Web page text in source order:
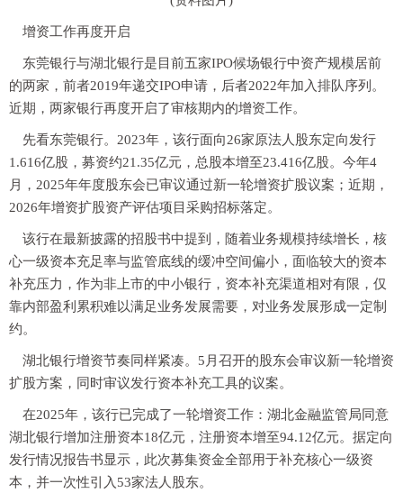
增资工作再度开启
东莞银行与湖北银行是目前五家IPO候场银行中资产规模居前
的两家，前者2019年递交IPO申请，后者2022年加入排队序列。
近期，两家银行再度开启了审核期内的增资工作。
先看东莞银行。2023年，该行面向26家原法人股东定向发行
1.616亿股，募资约21.35亿元，总股本增至23.416亿股。今年4
月，2025年年度股东会已审议通过新一轮增资扩股议案；近期，
2026年增资扩股资产评估项目采购招标落定。
该行在最新披露的招股书中提到，随着业务规模持续增长，核
心一级资本充足率与监管底线的缓冲空间偏小，面临较大的资本
补充压力，作为非上市的中小银行，资本补充渠道相对有限，仅
靠内部盈利累积难以满足业务发展需要，对业务发展形成一定制
约。
湖北银行增资节奏同样紧凑。5月召开的股东会审议新一轮增资
扩股方案，同时审议发行资本补充工具的议案。
在2025年，该行已完成了一轮增资工作：湖北金融监管局同意
湖北银行增加注册资本18亿元，注册资本增至94.12亿元。据定向
发行情况报告书显示，此次募集资金全部用于补充核心一级资
本，并一次性引入53家法人股东。